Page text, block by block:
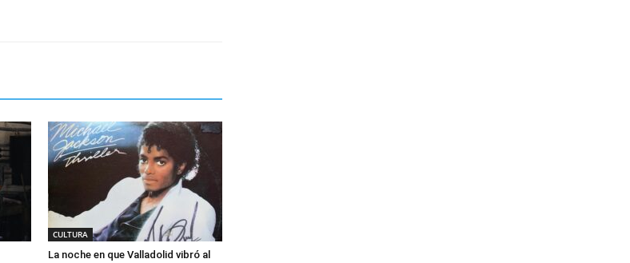
CULTURA
La noche en que Valladolid vibró al